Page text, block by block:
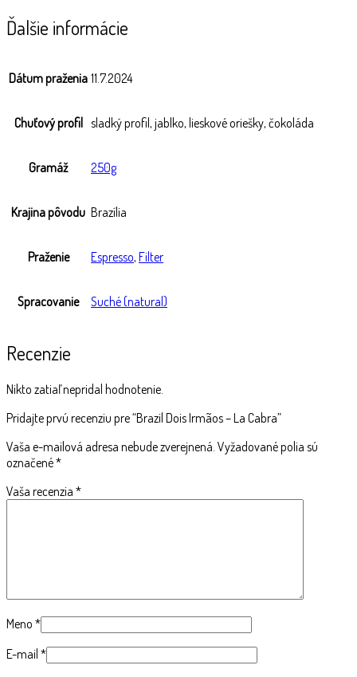
Ďalšie informácie
Dátum praženia 11.7.2024
Chuťový profil sladký profil, jablko, lieskové oriešky, čokoláda
Gramáž 250g
Krajina pôvodu Brazília
Praženie Espresso, Filter
Spracovanie Suché (natural)
Recenzie
Nikto zatiaľ nepridal hodnotenie.
Pridajte prvú recenziu pre “Brazil Dois Irmãos – La Cabra”
Vaša e-mailová adresa nebude zverejnená. Vyžadované polia sú
označené*
Vaša recenzia *
Meno *
E-mail *